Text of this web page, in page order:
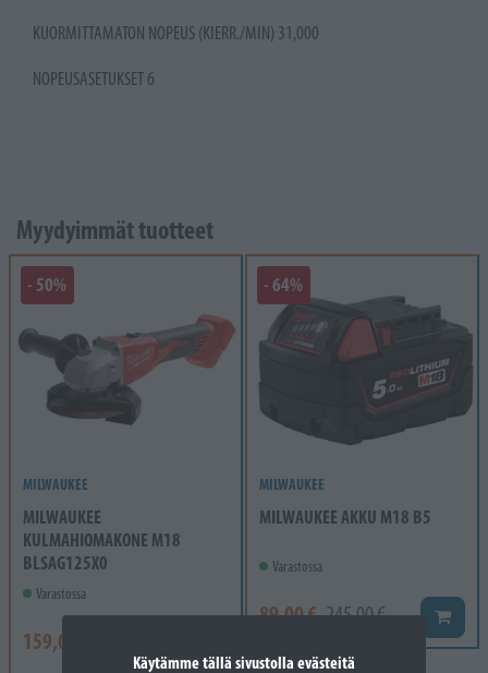
Käytämme tällä sivustolla evästeitä
KUORMITTAMATON NOPEUS (KIERR./MIN) 31,000
NOPEUSASETUKSET 6
Myydyimmät tuotteet
- 50%
MILWAUKEE
MILWAUKEE
KULMAHIOMAKONE M18
BLSAG125X0
Varastossa
159,00 €
- 64%
MILWAUKEE
MILWAUKEE AKKU M18 B5
Varastossa
89,00 € 245,00 € Lisää